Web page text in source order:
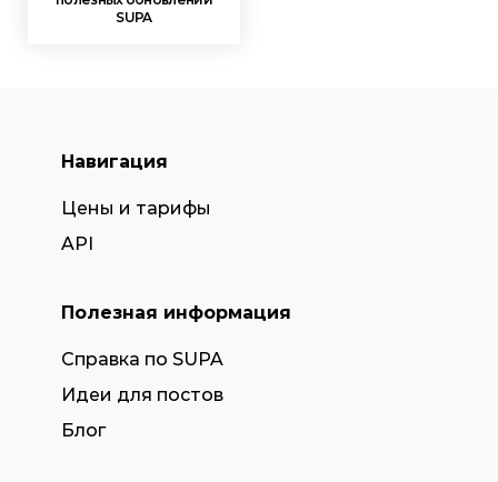
SUPA
Навигация
Цены и тарифы
API
Полезная информация
Справка по SUPA
Идеи для постов
Блог